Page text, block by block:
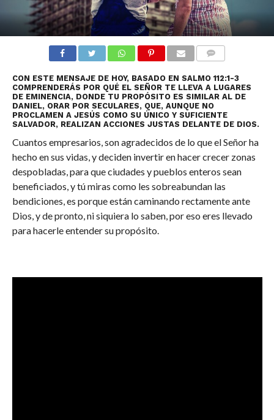
CON ESTE MENSAJE DE HOY, BASADO EN SALMO 112:1-3
COMPRENDERÁS POR QUÉ EL SEÑOR TE LLEVA A LUGARES
DE EMINENCIA, DONDE TU PROPÓSITO ES SIMILAR AL DE
DANIEL, ORAR POR SECULARES, QUE, AUNQUE NO
PROCLAMEN A JESÚS COMO SU ÚNICO Y SUFICIENTE
SALVADOR, REALIZAN ACCIONES JUSTAS DELANTE DE DIOS.
Cuantos empresarios, son agradecidos de lo que el Señor ha
hecho en sus vidas, y deciden invertir en hacer crecer zonas
despobladas, para que ciudades y pueblos enteros sean
beneficiados, y tú miras como les sobreabundan las
bendiciones, es porque están caminando rectamente ante
Dios, y de pronto, ni siquiera lo saben, por eso eres llevado
para hacerle entender su propósito.